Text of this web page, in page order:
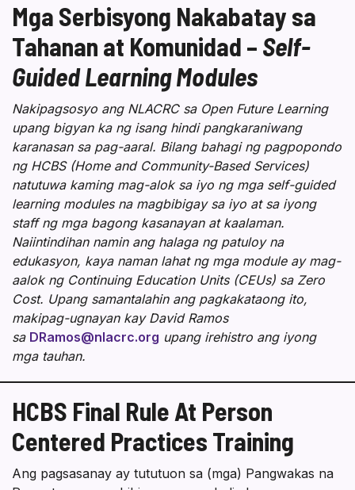
Mga Serbisyong Nakabatay sa
Tahanan at Komunidad – Self-
Guided Learning Modules
Nakipagsosyo ang NLACRC sa Open Future Learning
upang bigyan ka ng isang hindi pangkaraniwang
karanasan sa pag-aaral. Bilang bahagi ng pagpopondo
ng HCBS (Home and Community-Based Services)
natutuwa kaming mag-alok sa iyo ng mga self-guided
learning modules na magbibigay sa iyo at sa iyong
staff ng mga bagong kasanayan at kaalaman.
Naiintindihan namin ang halaga ng patuloy na
edukasyon, kaya naman lahat ng mga module ay mag-
aalok ng Continuing Education Units (CEUs) sa Zero
Cost. Upang samantalahin ang pagkakataong ito,
makipag-ugnayan kay David Ramos
sa DRamos@nlacrc.org upang irehistro ang iyong
mga tauhan.
HCBS Final Rule At Person
Centered Practices Training
Ang pagsasanay ay tututuon sa (mga) Pangwakas na